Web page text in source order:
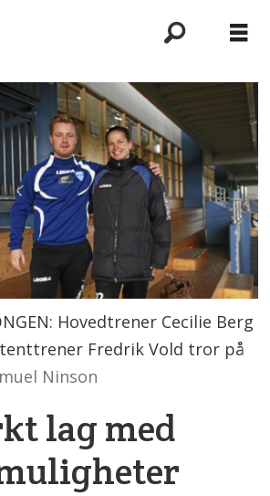
Hovedtrener Cecilie Berg
Fredrik Vold tror på
Ninson
lag med